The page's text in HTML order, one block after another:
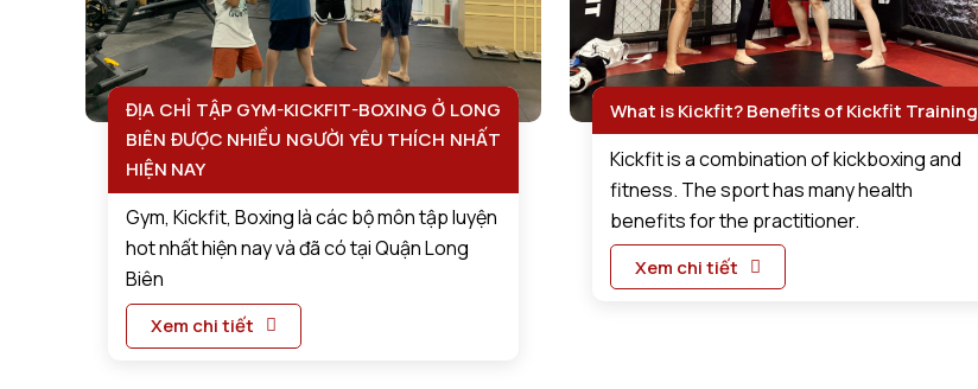
ĐỊA CHỈ TẬP GYM-KICKFIT-BOXING Ở LONG
BIÊN ĐƯỢC NHIỀU NGƯỜI YÊU THÍCH NHẤT
HIỆN NAY
Gym, Kickfit, Boxing là các bộ môn tập luyện
hot nhất hiện nay và đã có tại Quận Long
Biên
Xem chi tiết
What is Kickfit? Benefits of Kickfit Training
Kickfit is a combination of kickboxing and
fitness. The sport has many health
benefits for the practitioner.
Xem chi tiết